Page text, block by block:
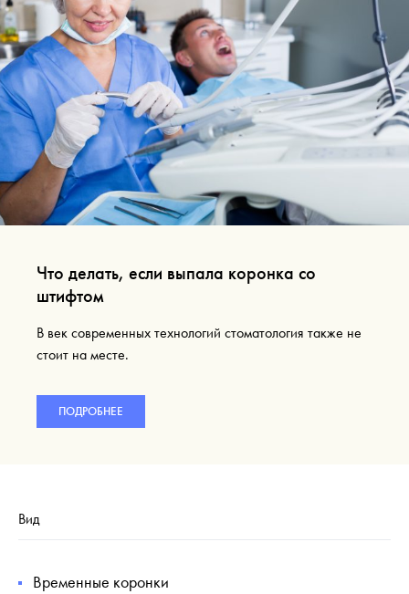
Что делать, если выпала коронка со
штифтом
В век современных технологий стоматология также не
стоит на месте.
ПОДРОБНЕЕ
Вид
Временные коронки